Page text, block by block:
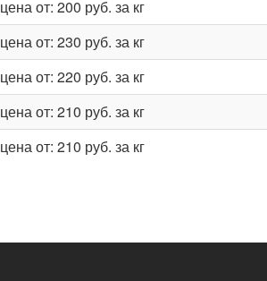
цена от: 200 руб. за кг
цена от: 230 руб. за кг
цена от: 220 руб. за кг
цена от: 210 руб. за кг
цена от: 210 руб. за кг